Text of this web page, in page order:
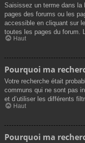
Saisissez un terme dans la
pages des forums ou les
accessible en cliquant sur
toutes les pages du forum.
Haut
Pourquoi ma
Votre recherche était
communs qui ne sont pas
et d’utiliser les différents
Haut
Pourquoi ma